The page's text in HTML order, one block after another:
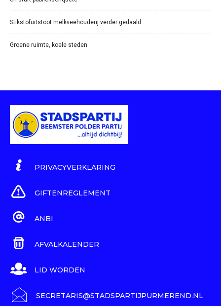
Stikstofuitstoot melkveehouderij verder gedaald
Groene ruimte, koele steden
PRIVACYVERKLARING
GIFTENREGLEMENT
ANBI
AFVALKALENDER
LID WORDEN
SECRETARIS@STADSPARTIJPURMEREND.NL